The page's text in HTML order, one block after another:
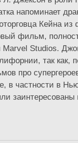
напоминает
Кейна
фильм,
Studios.
так как,
про
в частности в
заинтересованы